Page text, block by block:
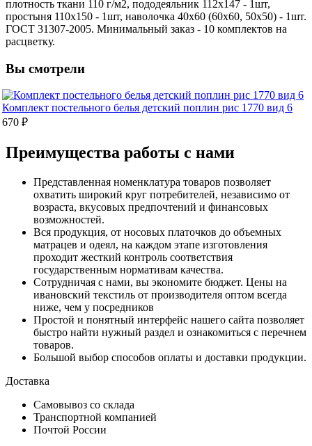
плотность ткани 110 г/м2, пододеяльник 112х147 - 1шт,
простыня 110х150 - 1шт, наволочка 40х60 (60х60, 50х50) - 1шт.
ГОСТ 31307-2005. Минимальный заказ - 10 комплектов на
расцветку.
Вы смотрели
Комплект постельного белья детский поплин рис 1770 вид 6
670 ₽
Преимущества работы с нами
Представленная номенклатура товаров позволяет
охватить широкий круг потребителей, независимо от
возраста, вкусовых предпочтений и финансовых
возможностей.
Вся продукция, от носовых платочков до объемных
матрацев и одеял, на каждом этапе изготовления
проходит жесткий контроль соответствия
государственным нормативам качества.
Сотрудничая с нами, вы экономите бюджет. Цены на
ивановский текстиль от производителя оптом всегда
ниже, чем у посредников
Простой и понятный интерфейс нашего сайта позволяет
быстро найти нужный раздел и ознакомиться с перечнем
товаров.
Большой выбор способов оплаты и доставки продукции.
Доставка
Самовывоз со склада
Транспортной компанией
Почтой России